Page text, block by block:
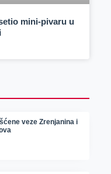
mini-pivaru u
veze Zrenjanina i